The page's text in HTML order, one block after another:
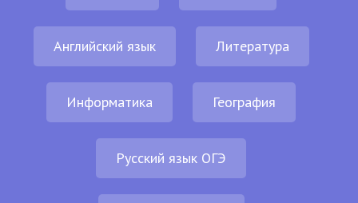
Английский язык Литература
Информатика География
Русский язык ОГЭ